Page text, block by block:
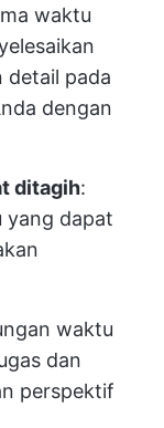
waktu
detail pada
dengan
ditagih:
yang dapat
waktu
dan
perspektif